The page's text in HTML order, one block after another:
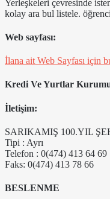
Yerleşkeleri çevresinde
kolay ara bul listele.
Web sayfası:
İlana ait Web Sayfası için
Kredi Ve Yurtlar
İletişim:
SARIKAMIŞ 100.YIL
Tipi : Ayrı
Telefon : 0(474) 413 64
Faks: 0(474) 413 78 66
BESLENME